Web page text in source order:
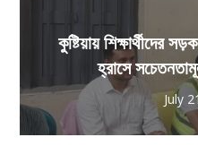
কুষ্টিয়ায় শিক্ষার্থীদের
হ্রাসে
July